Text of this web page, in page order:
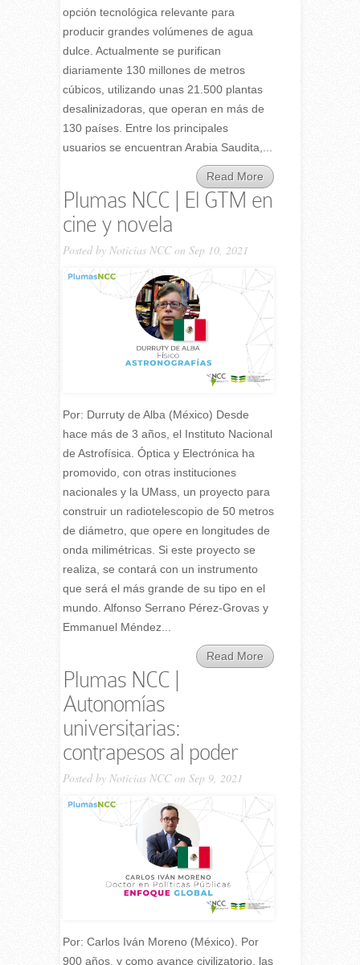
opción tecnológica relevante para
producir grandes volúmenes de agua
dulce. Actualmente se purifican
diariamente 130 millones de metros
cúbicos, utilizando unas 21.500 plantas
desalinizadoras, que operan en más de
130 países. Entre los principales
usuarios se encuentran Arabia Saudita,...
Read More
Plumas NCC | El GTM en
cine y novela
Posted by Noticias NCCon Sep 10, 2021
Por: Durruty de Alba (México) Desde
hace más de 3 años, el Instituto Nacional
de Astrofísica. Óptica y Electrónica ha
promovido, con otras instituciones
nacionales y la UMass, un proyecto para
construir un radiotelescopio de 50 metros
de diámetro, que opere en longitudes de
onda milimétricas. Si este proyecto se
realiza, se contará con un instrumento
que será el más grande de su tipo en el
mundo. Alfonso Serrano Pérez-Grovas y
Emmanuel Méndez...
Read More
Plumas NCC |
Autonomías
universitarias:
contrapesos al poder
Posted by Noticias NCCon Sep 9, 2021
Por: Carlos Iván Moreno (México). Por
900 años, y como avance civilizatorio, las